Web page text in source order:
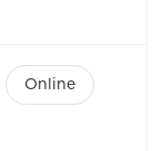
Online